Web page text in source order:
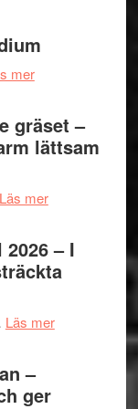
presenterar
19
titlar
i
merom
Shahab
Mehrabi
till
Kulturs
gräset –
lättsam
Läs merom
Det
grönaste
gräset
en
hjärtevarm
– I
Läs merom
–
ger